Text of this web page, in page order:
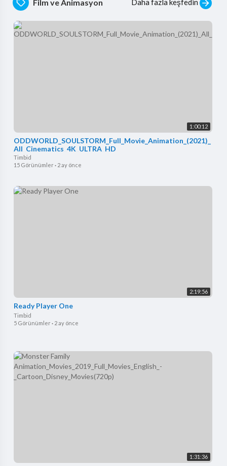
Film ve Animasyon Daha fazla keşfedin
1:00:12
ODDWORLD_SOULSTORM_Full_Movie_Animation_(2021)_
All_Cinematics_4K_ULTRA_HD
Timbid
15 Görünümler · 2 ay önce
2:19:56
Ready Player One
Timbid
5 Görünümler · 2 ay önce
1:31:36